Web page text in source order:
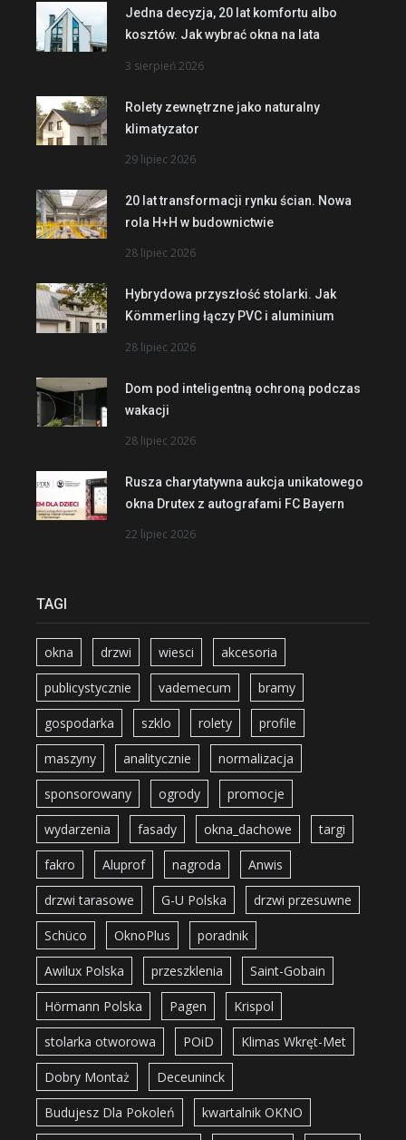
Jedna decyzja, 20 lat komfortu albo
kosztów. Jak wybrać okna na lata
3 sierpień 2026
Rolety zewnętrzne jako naturalny
klimatyzator
29 lipiec 2026
20 lat transformacji rynku ścian. Nowa
rola H+H w budownictwie
28 lipiec 2026
Hybrydowa przyszłość stolarki. Jak
Kömmerling łączy PVC i aluminium
28 lipiec 2026
Dom pod inteligentną ochroną podczas
wakacji
28 lipiec 2026
Rusza charytatywna aukcja unikatowego
okna Drutex z autografami FC Bayern
22 lipiec 2026
TAGI
okna drzwi wiesci akcesoria
publicystycznie vademecum bramy
gospodarka szklo rolety profile
maszyny analitycznie normalizacja
sponsorowany ogrody promocje
wydarzenia fasady okna_dachowe targi
fakro Aluprof nagroda Anwis
drzwi tarasowe G-U Polska drzwi przesuwne
Schüco OknoPlus poradnik
Awilux Polska przeszklenia Saint-Gobain
Hörmann Polska Pagen Krispol
stolarka otworowa POiD Klimas Wkręt-Met
Dobry Montaż Deceuninck
Budujesz Dla Pokoleń kwartalnik OKNO